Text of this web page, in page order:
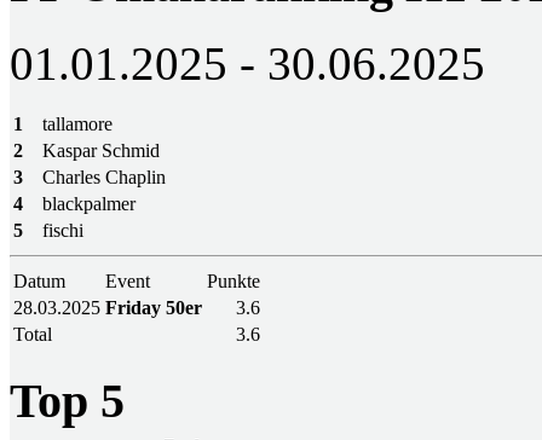
01.01.2025 - 30.06.2025
1
tallamore
2
Kaspar Schmid
3
Charles Chaplin
4
blackpalmer
5
fischi
Datum Event
Punkte
28.03.2025 Friday 50er
3.6
Total
3.6
Top 5